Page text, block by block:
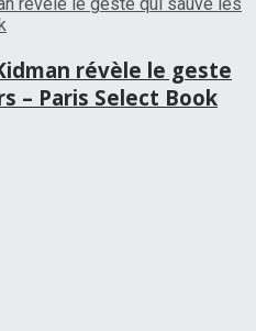
révèle le geste
– Paris Select Book